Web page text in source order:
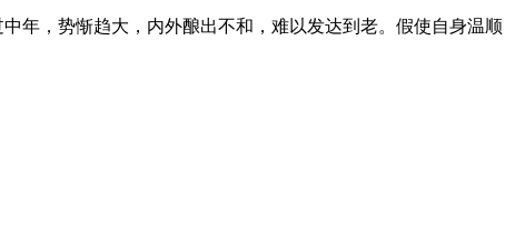
，势惭趋大，内外酿出不和，难以发达到老。假使自身温顺